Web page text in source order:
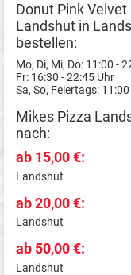
Donut Pink
Landshut in
bestellen:
Mo, Di, Mi, Do: 11:00 -
Fr: 16:30 - 22:45 Uhr
Sa, So, Feiertags:
Mikes Pizza
nach:
ab 15,00 €:
Landshut
ab 20,00 €:
Landshut
ab 50,00 €:
Landshut